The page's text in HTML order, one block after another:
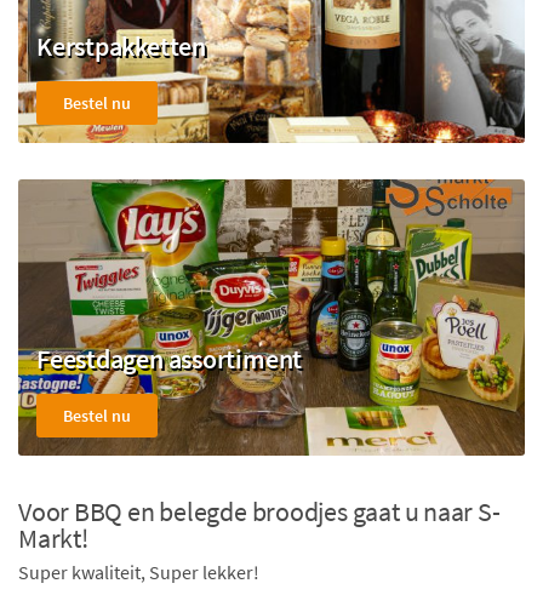
Kerstpakketten
Bestel nu
Feestdagen assortiment
Bestel nu
Voor BBQ en belegde broodjes gaat u naar S-
Markt!
Super kwaliteit, Super lekker!